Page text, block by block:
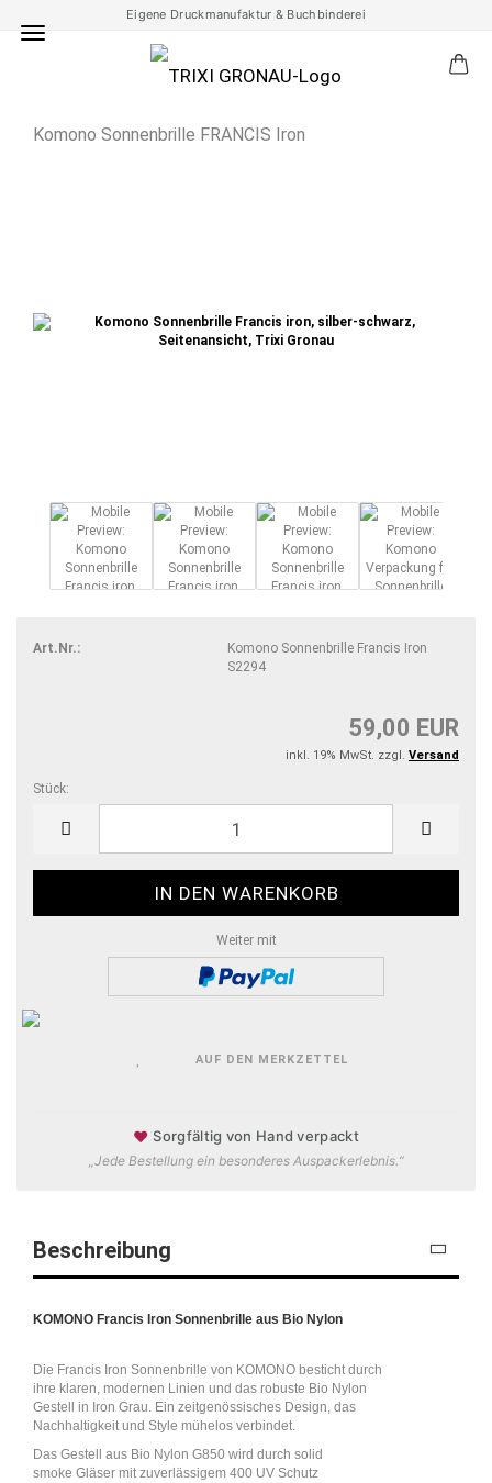
Eigene Druckmanufaktur & Buchbinderei
Komono Sonnenbrille FRANCIS Iron
Art.Nr.:
Komono Sonnenbrille Francis Iron
S2294
59,00 EUR
inkl. 19% MwSt. zzgl. Versand
Stück:
Weiter mit
AUF DEN MERKZETTEL
♥ Sorgfältig von Hand verpackt
„Jede Bestellung ein besonderes Auspackerlebnis.“
Beschreibung
KOMONO Francis Iron Sonnenbrille aus Bio Nylon
Die Francis Iron Sonnenbrille von KOMONO besticht durch
ihre klaren, modernen Linien und das robuste Bio Nylon
Gestell in Iron Grau. Ein zeitgenössisches Design, das
Nachhaltigkeit und Style mühelos verbindet.
Das Gestell aus Bio Nylon G850 wird durch solid
smoke Gläser mit zuverlässigem 400 UV Schutz